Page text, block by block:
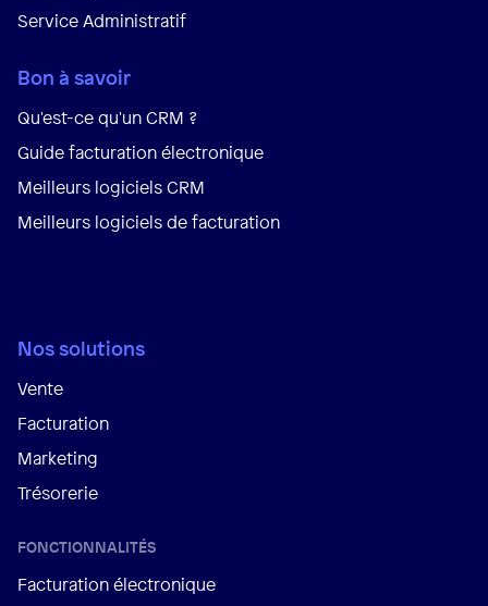
Service Administratif
Bon à savoir
Qu'est-ce qu'un CRM ?
Guide facturation électronique
Meilleurs logiciels CRM
Meilleurs logiciels de facturation
Nos solutions
Vente
Facturation
Marketing
Trésorerie
FONCTIONNALITÉS
Facturation électronique